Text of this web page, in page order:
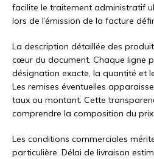
facilite le traitement administratif
lors de l’émission de la facture
La description détaillée des
cœur du document. Chaque ligne
désignation exacte, la quantité et
Les remises éventuelles
taux ou montant. Cette
comprendre la composition du
Les conditions commerciales
particulière. Délai de livraison